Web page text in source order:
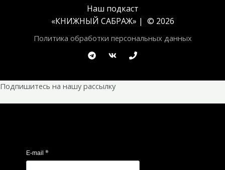
Наш подкаст
«КНИЖНЫЙ САБРАЖ» | © 2026
Политика обработки персональных данных
Подпишитесь на нашу рассылку
E-mail *